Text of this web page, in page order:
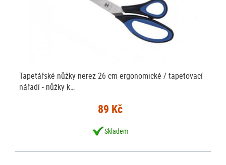
Tapetářské nůžky nerez 26 cm ergonomické / tapetovací
nářadí - nůžky k…
89 Kč
Skladem